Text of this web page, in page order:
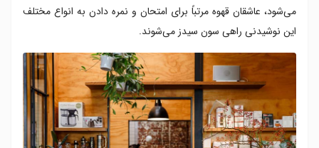
می‌شود، عاشقان قهوه مرتباً برای امتحان و نمره دادن به انواع مختلف
این نوشیدنی راهی سون سیدز می‌شوند.